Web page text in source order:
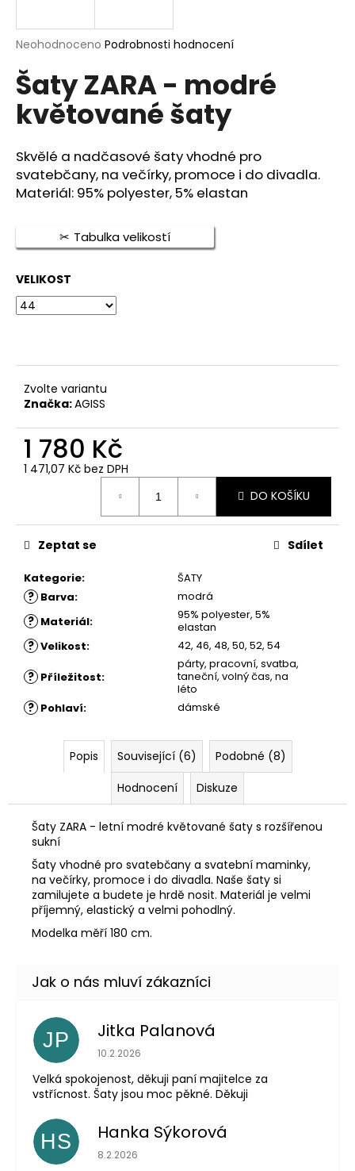
Průměrné
produktu
je
0,0
hvězdiček.
Neohodnoceno Podrobnosti hodnocení
Šaty ZARA - modré
květované šaty
Skvělé a nadčasové šaty vhodné pro
svatebčany, na večírky, promoce i do divadla.
Materiál: 95% polyester, 5% elastan
Tabulka velikostí
VELIKOST
Zvolte variantu
Značka:AGISS
1 780 Kč
1 471,07 Kč bez DPH
DO KOŠÍKU
Kategorie: ŠATY
? Barva: modrá
? Materiál:
95% polyester, 5%
elastan
? Velikost: 42, 46, 48, 50, 52, 54
? Příležitost:
párty, pracovní, svatba,
taneční, volný čas, na
léto
? Pohlaví: dámské
Zeptat se Sdílet
Popis Související (6)
Podobné (8)
Hodnocení
Diskuze
Šaty ZARA - letní modré květované šaty s rozšířenou
sukní
Šaty vhodné pro svatebčany a svatební maminky,
na večírky, promoce i do divadla. Naše šaty si
zamilujete a budete je hrdě nosit. Materiál je velmi
příjemný, elastický a velmi pohodlný.
Modelka měří 180 cm.
JP Jitka Palanová
Hodnocení obchodu je 5 z 5 hvězdiček.
10.2.2026
Velká spokojenost, děkuji paní majitelce za
vstřícnost. Šaty jsou moc pěkné. Děkuji
HS Hanka Sýkorová
Hodnocení obchodu je 5 z 5 hvězdiček.
8.2.2026
j
t
?
HLEDAT
D
o
p
o
e
m
e
1
980
Kč